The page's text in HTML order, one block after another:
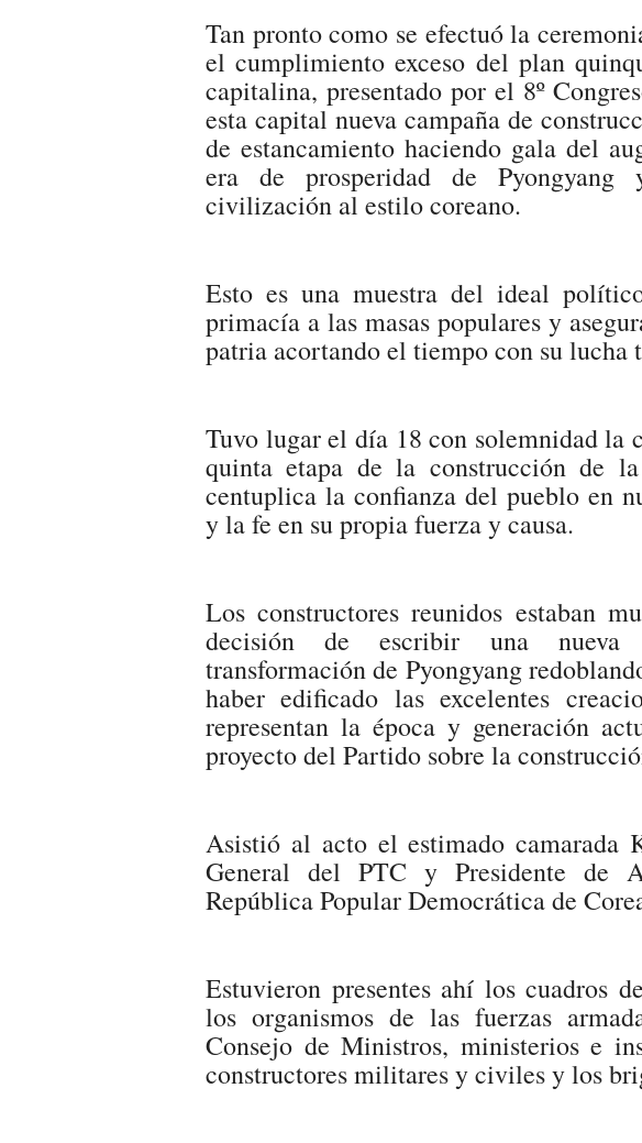
Tan pronto como se efectuó la
el cumplimiento exceso del plan
capitalina, presentado por el 8º
esta capital nueva campaña de
de estancamiento haciendo gala del
era de prosperidad de
civilización al estilo coreano.
Esto es una muestra del ideal
primacía a las masas populares y
patria acortando el tiempo con su lucha
Tuvo lugar el día 18 con solemnidad la
quinta etapa de la construcción de
centuplica la confianza del pueblo en
y la fe en su propia fuerza y causa.
Los constructores reunidos estaban
decisión de escribir una nueva
transformación de Pyongyang
haber edificado las excelentes
representan la época y generación
proyecto del Partido sobre la
Asistió al acto el estimado camarada
General del PTC y Presidente de
República Popular Democrática de
Estuvieron presentes ahí los cuadros
los organismos de las fuerzas
Consejo de Ministros, ministerios e
constructores militares y civiles y los